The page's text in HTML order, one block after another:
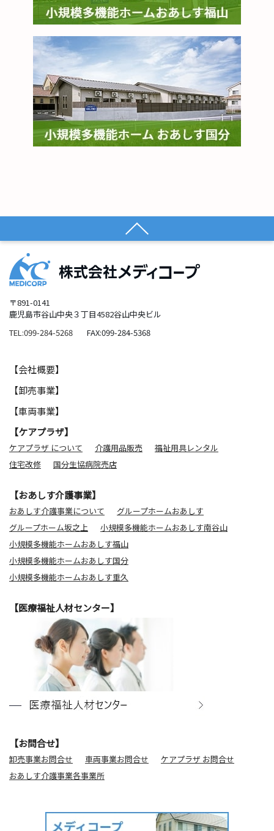
〒891-0141
鹿児島市谷山中央３丁目4582谷山中央ビル
TEL:099-284-5268
FAX:099-284-5368
【会社概要】
【卸売事業】
【車両事業】
【ケアプラザ】
ケアプラザ について 介護用品販売
福祉用具レンタル
住宅改修
国分生協病院売店
【おあしす介護事業】
おあしす介護事業について
グループホームおあしす
グループホーム坂之上
小規模多機能ホームおあしす南谷山
小規模多機能ホームおあしす福山
小規模多機能ホームおあしす国分
小規模多機能ホームおあしす重久
【医療福祉人材センター】
【お問合せ】
卸売事業お問合せ 車両事業お問合せ
ケアプラザ お問合せ
おあしす介護事業各事業所